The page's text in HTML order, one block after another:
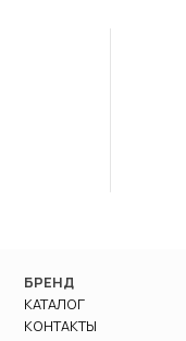
БРЕНД
КАТАЛОГ
КОНТАКТЫ